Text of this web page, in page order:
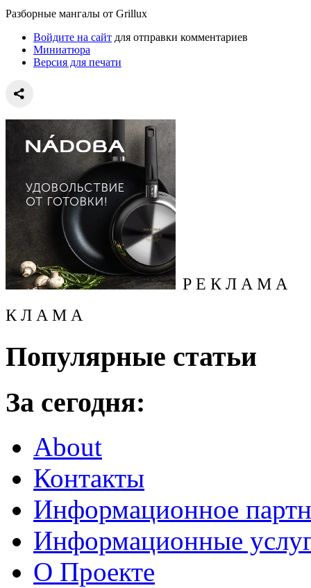
Разборные мангалы от Grillux
Войдите на сайт для отправки комментариев
Миниатюра
Версия для печати
Р Е К Л А М А
К Л А М А
Популярные статьи
За сегодня:
About
Контакты
Информационное
Информационные
О Проекте